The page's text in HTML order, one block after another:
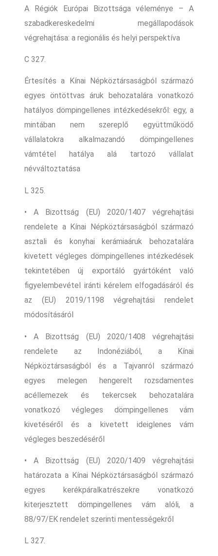
A Régiók Európai Bizottsága véleménye – A
szabadkereskedelmi megállapodások
végrehajtása: a regionális és helyi perspektíva
C 327.
Értesítés a Kínai Népköztársaságból származó
egyes öntöttvas áruk behozatalára vonatkozó
hatályos dömpingellenes intézkedésekről: egy, a
mintában nem szereplő együttműködő
vállalatokra alkalmazandó dömpingellenes
vámtétel hatálya alá tartozó vállalat
névváltoztatása
L 325.
• A Bizottság (EU) 2020/1407 végrehajtási
rendelete a Kínai Népköztársaságból származó
asztali és konyhai kerámiaáruk behozatalára
kivetett végleges dömpingellenes intézkedések
tekintetében új exportáló gyártóként való
figyelembevétel iránti kérelem elfogadásáról és
az (EU) 2019/1198 végrehajtási rendelet
módosításáról
• A Bizottság (EU) 2020/1408 végrehajtási
rendelete az Indonéziából, a Kínai
Népköztársaságból és a Tajvanról származó
egyes melegen hengerelt rozsdamentes
acéllemezek és tekercsek behozatalára
vonatkozó végleges dömpingellenes vám
kivetéséről és a kivetett ideiglenes vám
végleges beszedéséről
• A Bizottság (EU) 2020/1409 végrehajtási
határozata a Kínai Népköztársaságból származó
egyes kerékpáralkatrészekre vonatkozó
kiterjesztett dömpingellenes vám alóli, a
88/97/EK rendelet szerinti mentességekről
L 327.